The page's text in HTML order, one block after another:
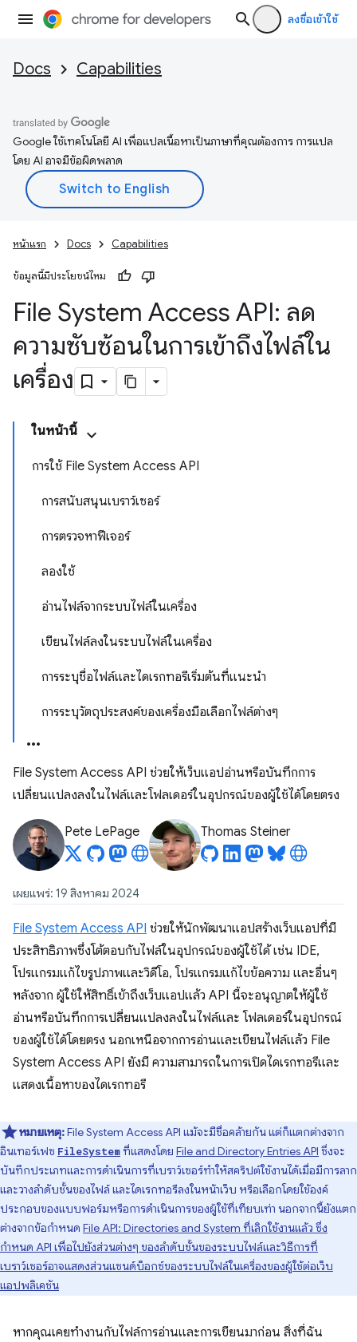
ลงชื่อเข้าใช้
Docs Capabilities
Google ใช้เทคโนโลยี AI เพื่อแปลเนื้อหาเป็นภาษาที่คุณต้องการ การแปล
โดย AI อาจมีข้อผิดพลาด
หน้าแรก Docs Capabilities
ข้อมูลนี้มีประโยชน์ไหม
File System Access API: ลด
ความซับซ้อนในการเข้าถึงไฟล์ใน
เครื่อง
ในหน้านี้
การใช้ File System Access API
การสนับสนุนเบราว์เซอร์
การตรวจหาฟีเจอร์
ลองใช้
อ่านไฟล์จากระบบไฟล์ในเครื่อง
เขียนไฟล์ลงในระบบไฟล์ในเครื่อง
การระบุชื่อไฟล์และไดเรกทอรีเริ่มต้นที่แนะนำ
การระบุวัตถุประสงค์ของเครื่องมือเลือกไฟล์ต่างๆ
File System Access API ช่วยให้เว็บแอปอ่านหรือบันทึกการ
เปลี่ยนแปลงลงในไฟล์และโฟลเดอร์ในอุปกรณ์ของผู้ใช้ได้โดยตรง
Pete LePage Thomas Steiner
เผยแพร่: 19 สิงหาคม 2024
File System Access API ช่วยให้นักพัฒนาแอปสร้างเว็บแอปที่มี
ประสิทธิภาพซึ่งโต้ตอบกับไฟล์ในอุปกรณ์ของผู้ใช้ได้ เช่น IDE,
โปรแกรมแก้ไขรูปภาพและวิดีโอ, โปรแกรมแก้ไขข้อความ และอื่นๆ
หลังจาก ผู้ใช้ให้สิทธิ์เข้าถึงเว็บแอปแล้ว API นี้จะอนุญาตให้ผู้ใช้
อ่านหรือบันทึกการเปลี่ยนแปลงลงในไฟล์และ โฟลเดอร์ในอุปกรณ์
ของผู้ใช้ได้โดยตรง นอกเหนือจากการอ่านและเขียนไฟล์แล้ว File
System Access API ยังมี ความสามารถในการเปิดไดเรกทอรีและ
แสดงเนื้อหาของไดเรกทอรี
หมายเหตุ:File System Access API แม้จะมีชื่อคล้ายกัน แต่ก็แตกต่างจาก
อินเทอร์เฟซ FileSystem ที่แสดงโดย File and Directory Entries API ซึ่งจะ
บันทึกประเภทและการดำเนินการที่เบราว์เซอร์ทำให้สคริปต์ใช้งานได้เมื่อมีการลาก
และวางลำดับชั้นของไฟล์ และไดเรกทอรีลงในหน้าเว็บ หรือเลือกโดยใช้องค์
ประกอบของแบบฟอร์มหรือการดำเนินการของผู้ใช้ที่เทียบเท่า นอกจากนี้ยังแตก
ต่างจากข้อกำหนด File API: Directories and System ที่เลิกใช้งานแล้ว ซึ่ง
กำหนด API เพื่อไปยังส่วนต่างๆ ของลำดับชั้นของระบบไฟล์และวิธีการที่
เบราว์เซอร์อาจแสดงส่วนแซนด์บ็อกซ์ของระบบไฟล์ในเครื่องของผู้ใช้ต่อเว็บ
แอปพลิเคชัน
หากคุณเคยทำงานกับไฟล์การอ่านและการเขียนมาก่อน สิ่งที่ฉัน